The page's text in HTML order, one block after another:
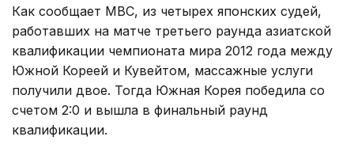
Как сообщает MBC, из четырех японских судей,
работавших на матче третьего раунда азиатской
квалификации чемпионата мира 2012 года между
Южной Кореей и Кувейтом, массажные услуги
получили двое. Тогда Южная Корея победила со
счетом 2:0 и вышла в финальный раунд
квалификации.